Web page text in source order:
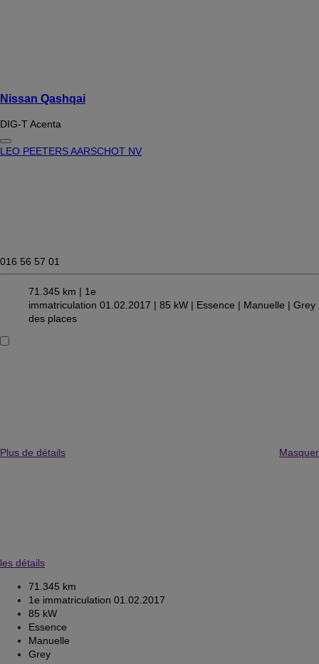
Nissan Qashqai
DIG-T Acenta
LEO PEETERS AARSCHOT NV
016 56 57 01
71.345 km | 1e
immatriculation 01.02.2017 | 85 kW | Essence | Manuelle | Grey
des places
Plus de détails Masquer
les détails
71.345 km
1e immatriculation 01.02.2017
85 kW
Essence
Manuelle
Grey